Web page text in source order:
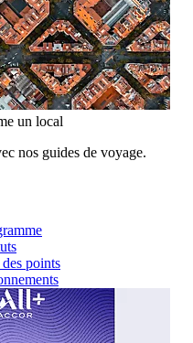
un local
nos guides de voyage.
points